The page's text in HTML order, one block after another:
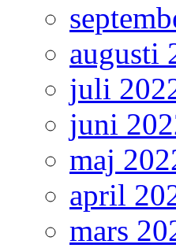
augusti
juli
juni
maj
april
mars